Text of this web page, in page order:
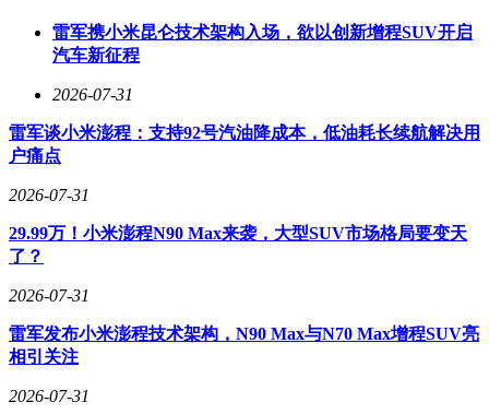
雷军携小米昆仑技术架构入场，欲以创新增程SUV开启
汽车新征程
2026-07-31
雷军谈小米澎程：支持92号汽油降成本，低油耗长续航解决用
户痛点
2026-07-31
29.99万！小米澎程N90 Max来袭，大型SUV市场格局要变天
了？
2026-07-31
雷军发布小米澎程技术架构，N90 Max与N70 Max增程SUV亮
相引关注
2026-07-31